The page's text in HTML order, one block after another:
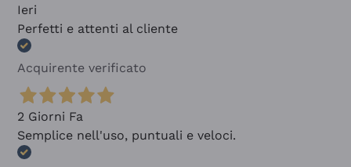
Ieri
Perfetti e attenti al cliente
Acquirente verificato
2 Giorni Fa
Semplice nell'uso, puntuali e veloci.